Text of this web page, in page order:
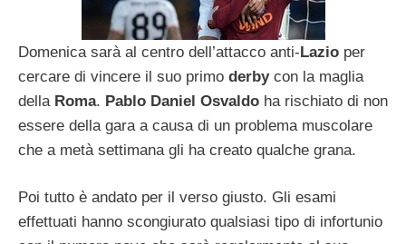
Domenica sarà al centro dell’attacco anti-Lazio per
cercare di vincere il suo primo derbycon la maglia
della Roma. Pablo Daniel Osvaldo ha rischiato di non
essere della gara a causa di un problema muscolare
che a metà settimana gli ha creato qualche grana.
Poi tutto è andato per il verso giusto. Gli esami
effettuati hanno scongiurato qualsiasi tipo di infortunio